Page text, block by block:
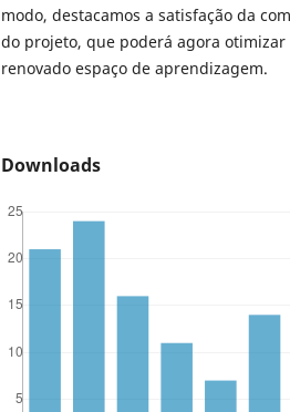
modo, destacamos a satisfação da
do projeto, que poderá agora otimizar
renovado espaço de aprendizagem.
Downloads